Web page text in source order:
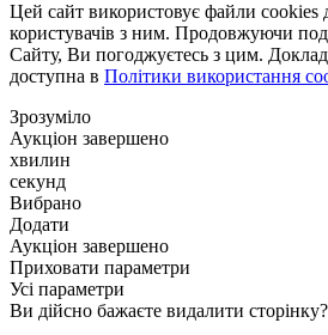
Цей сайт використовує файли cookies
користувачів з ним. Продовжуючи
Сайту, Ви погоджуєтесь з цим.
доступна в Політики використання
Зрозуміло
Аукціон завершено
хвилин
секунд
Вибрано
Додати
Аукціон завершено
Приховати параметри
Усі параметри
Ви дійсно бажаєте видалити сторінку?